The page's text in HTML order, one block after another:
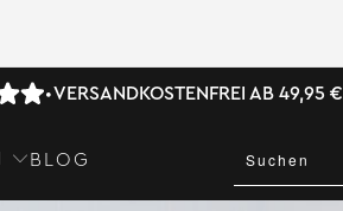
•VERSANDKOSTENFREI AB 49,95 €
BLOG